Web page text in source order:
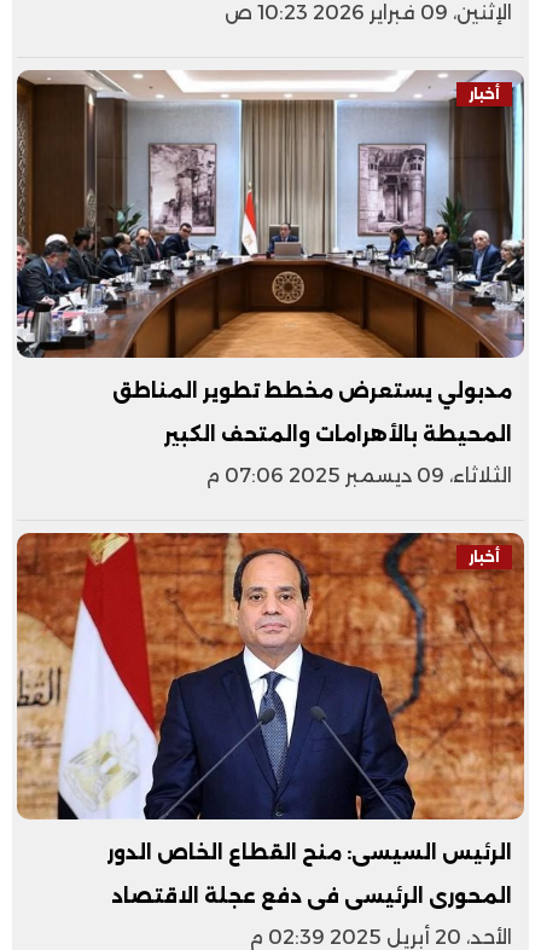
الإثنين، 09 فبراير 2026 10:23 ص
أخبار
مدبولي يستعرض مخطط تطوير المناطق
المحيطة بالأهرامات والمتحف الكبير
الثلاثاء، 09 ديسمبر 2025 07:06 م
أخبار
الرئيس السيسى: منح القطاع الخاص الدور
المحورى الرئيسى فى دفع عجلة الاقتصاد
الأحد، 20 أبريل 2025 02:39 م